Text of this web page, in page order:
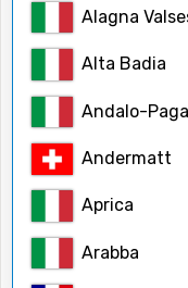
Alagna
Alta Badia
Andalo-
Andermatt
Aprica
Arabba
Vuxna